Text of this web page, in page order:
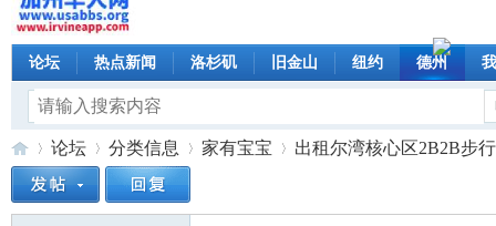
论坛 热点新闻 洛杉矶 旧金山 纽约 德州
论坛 分类信息 家有宝宝 出租尔湾核心区2B2B步